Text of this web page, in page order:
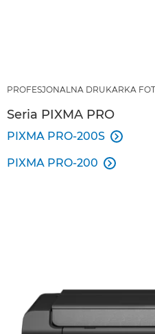
PROFESJONALNA DRUKARKA
Seria PIXMA PRO
PIXMA PRO-200S 
PIXMA PRO-200 